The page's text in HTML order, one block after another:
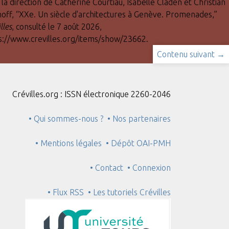
“XXe. Un siècle d'architectures à Genève. Promenades,”
, consulté le 7 août 2026,
www.crevilles.org/items/show/23662
Contenu suivant →
Crévilles.org : ISSN électronique 2260-2046
• Qui sommes-nous ? • Nos partenaires
• Mentions légales • Dépôt OAI-PMH
• Contact • Connexion
• Flux RSS • Les tutoriels Crévilles